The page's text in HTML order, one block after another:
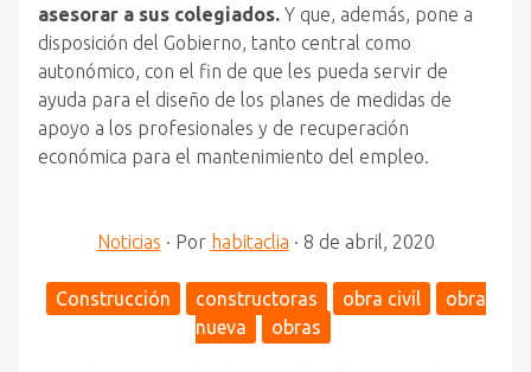
asesorar a sus colegiados. Y que, además, pone a
disposición del Gobierno, tanto central como
autonómico, con el fin de que les pueda servir de
ayuda para el diseño de los planes de medidas de
apoyo a los profesionales y de recuperación
económica para el mantenimiento del empleo.
Noticias · Por habitaclia · 8 de abril, 2020
Construcción constructoras obra civil
obra
nueva
obras